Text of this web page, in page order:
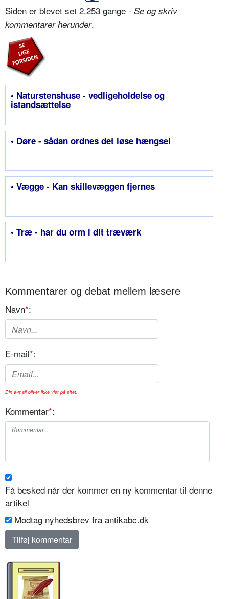
Siden er blevet set 2.253 gange - Se og skriv
kommentarer herunder.
• Naturstenshuse - vedligeholdelse og
istandsættelse
• Døre - sådan ordnes det løse hængsel
• Vægge - Kan skillevæggen fjernes
• Træ - har du orm i dit træværk
Kommentarer og debat mellem læsere
Navn*:
E-mail*:
Din e-mail bliver ikke vist på sitet.
Kommentar*:
Få besked når der kommer en ny kommentar til denne
artikel
Modtag nyhedsbrev fra antikabc.dk